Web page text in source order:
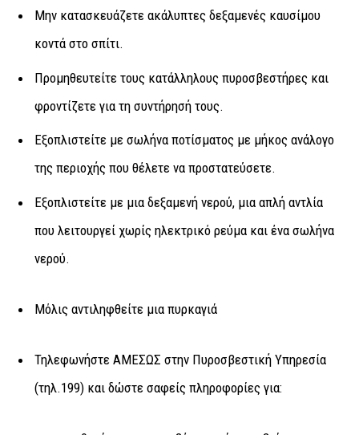
Μην κατασκευάζετε ακάλυπτες δεξαμενές καυσίμου
κοντά στο σπίτι.
Προμηθευτείτε τους κατάλληλους πυροσβεστήρες και
φροντίζετε για τη συντήρησή τους.
Εξοπλιστείτε με σωλήνα ποτίσματος με μήκος ανάλογο
της περιοχής που θέλετε να προστατεύσετε.
Εξοπλιστείτε με μια δεξαμενή νερού, μια απλή αντλία
που λειτουργεί χωρίς ηλεκτρικό ρεύμα και ένα σωλήνα
νερού.
Μόλις αντιληφθείτε μια πυρκαγιά
Τηλεφωνήστε ΑΜΕΣΩΣ στην Πυροσβεστική Υπηρεσία
(τηλ.199) και δώστε σαφείς πληροφορίες για: